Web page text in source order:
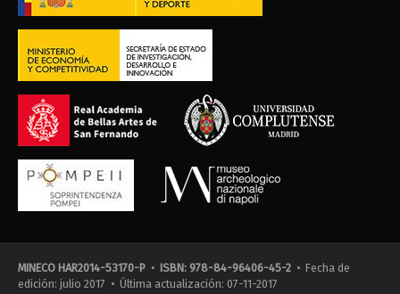
MINECO HAR2014-53170-P • ISBN: 978-84-96406-45-2 • Fecha de
edición: julio 2017 • Última actualización: 07-11-2017